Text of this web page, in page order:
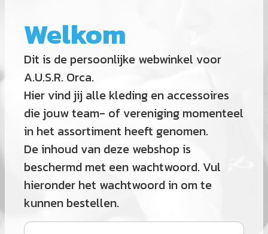
Welkom
Dit is de persoonlijke webwinkel voor
A.U.S.R. Orca.
Hier vind jij alle kleding en accessoires
die jouw team- of vereniging momenteel
in het assortiment heeft genomen.
De inhoud van deze webshop is
beschermd met een wachtwoord. Vul
hieronder het wachtwoord in om te
kunnen bestellen.